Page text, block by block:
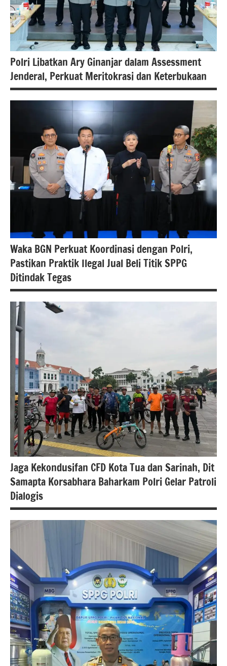
Polri Libatkan Ary Ginanjar dalam Assessment
Jenderal, Perkuat Meritokrasi dan Keterbukaan
nasional
Waka BGN Perkuat Koordinasi dengan Polri,
Pastikan Praktik Ilegal Jual Beli Titik SPPG
Ditindak Tegas
#Berita
jakarta
nasional
Jaga Kekondusifan CFD Kota Tua dan Sarinah, Dit
Samapta Korsabhara Baharkam Polri Gelar Patroli
Dialogis
berita
nasional
polri